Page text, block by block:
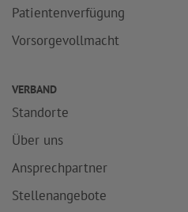
Patientenverfügung
Vorsorgevollmacht
VERBAND
Standorte
Über uns
Ansprechpartner
Stellenangebote